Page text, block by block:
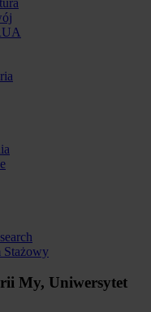
Stażowy
My, Uniwersytet